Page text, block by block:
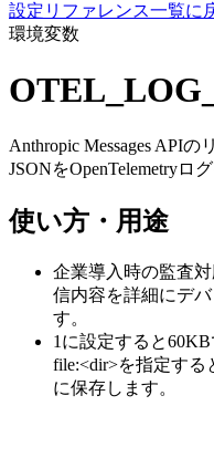
設定リファレンス一覧に
環境変数
Anthropic Messages API
JSONをOpenTelemetryロ
使い方・用途
企業導入時の監査
信内容を詳細にデ
す。
1に設定すると
file:<dir>を指定する
に保存します。